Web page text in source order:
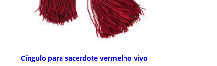
Cíngulo para sacerdote vermelho vivo